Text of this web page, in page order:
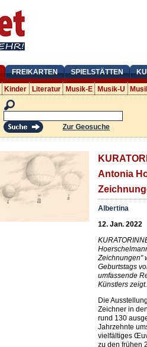
FREIKARTEN SPIELSTÄTTEN
Kinder Literatur Musik-E Musik-U
Zur Geosuche
Antonia
Albertina
12. Jan. 2022
Zeichnungen"
Geburtstags
umfassende
Künstlers zeigt.
Die
Zeichner in
rund 130
Jahrzehnte
vielfältiges
zu den frühen